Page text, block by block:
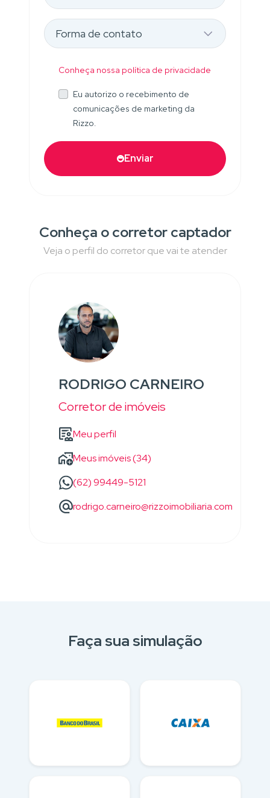
Conheça nossa política de privacidade
Eu autorizo o recebimento de
comunicações de marketing da
Rizzo.
Enviar
Conheça o corretor captador
Veja o perfil do corretor que vai te atender
RODRIGO CARNEIRO
Corretor de imóveis
Meu perfil
Meus imóveis (34)
(62) 99449-5121
rodrigo.carneiro@rizzoimobiliaria.com
Faça sua simulação